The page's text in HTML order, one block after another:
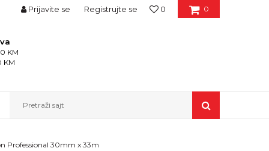
0
0
Prijavite se Registrujte se
KM
KM
Pretraži sajt
Professional 30mm x 33m